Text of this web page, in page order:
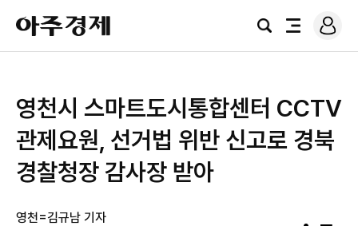
아
주
경
검
전
로
그
영천시 스마트도시통합센터 CCTV
관제요원, 선거법 위반 신고로 경북
경찰청장 감사장 받아
영천=김규남 기자